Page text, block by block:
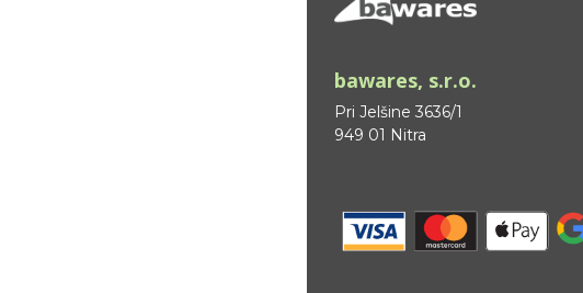
bawares, s.r.o.
Pri Jelšine 3636/1
949 01 Nitra